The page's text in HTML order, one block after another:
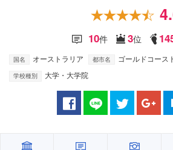
10件 3位
国名 オーストラリア 都市名 ゴールドコース
学校種別 大学・大学院